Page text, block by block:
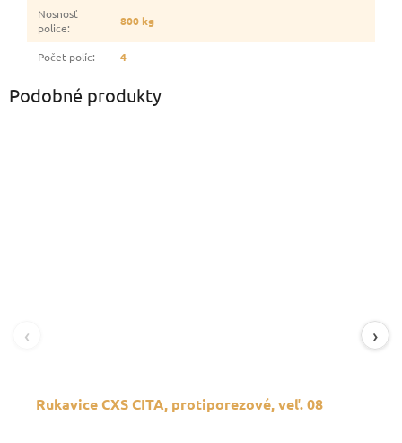
Nosnosť
police: 800 kg
Počet políc: 4
Podobné produkty
Rukavice CXS CITA, protiporezové, veľ. 08
‹ ›